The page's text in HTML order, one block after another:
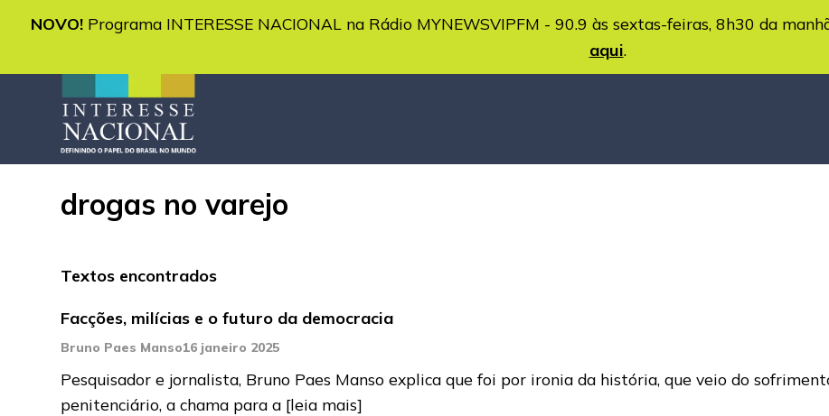
NOVO! Programa INTERESSE NACIONAL na Rádio MYNEWSVIPFM - 90.9 às sextas-feiras, 8h30 da
aqui.
drogas no varejo
Textos encontrados
Facções, milícias e o futuro da democracia
Bruno Paes Manso16 janeiro 2025
Pesquisador e jornalista, Bruno Paes Manso explica que foi por ironia da história, que veio do
penitenciário, a chama para a [leia mais]